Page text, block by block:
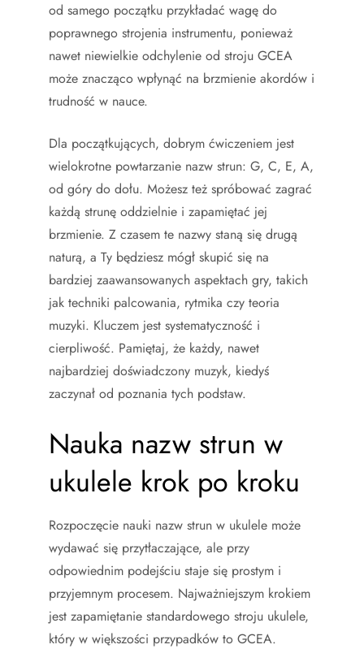
od samego początku przykładać wagę do
poprawnego strojenia instrumentu, ponieważ
nawet niewielkie odchylenie od stroju GCEA
może znacząco wpłynąć na brzmienie akordów i
trudność w nauce.
Dla początkujących, dobrym ćwiczeniem jest
wielokrotne powtarzanie nazw strun: G, C, E, A,
od góry do dołu. Możesz też spróbować zagrać
każdą strunę oddzielnie i zapamiętać jej
brzmienie. Z czasem te nazwy staną się drugą
naturą, a Ty będziesz mógł skupić się na
bardziej zaawansowanych aspektach gry, takich
jak techniki palcowania, rytmika czy teoria
muzyki. Kluczem jest systematyczność i
cierpliwość. Pamiętaj, że każdy, nawet
najbardziej doświadczony muzyk, kiedyś
zaczynał od poznania tych podstaw.
Nauka nazw strun w
ukulele krok po kroku
Rozpoczęcie nauki nazw strun w ukulele może
wydawać się przytłaczające, ale przy
odpowiednim podejściu staje się prostym i
przyjemnym procesem. Najważniejszym krokiem
jest zapamiętanie standardowego stroju ukulele,
który w większości przypadków to GCEA.